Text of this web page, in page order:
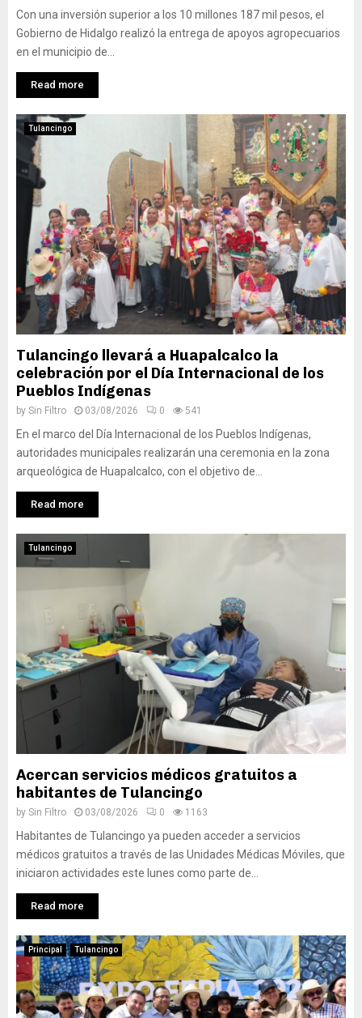
Con una inversión superior a los 10 millones 187 mil pesos, el
Gobierno de Hidalgo realizó la entrega de apoyos agropecuarios
en el municipio de...
Read more
Tulancingo
Tulancingo llevará a Huapalcalco la
celebración por el Día Internacional de los
Pueblos Indígenas
by Sin Filtro 03/08/2026 0 541
En el marco del Día Internacional de los Pueblos Indígenas,
autoridades municipales realizarán una ceremonia en la zona
arqueológica de Huapalcalco, con el objetivo de...
Read more
Tulancingo
Acercan servicios médicos gratuitos a
habitantes de Tulancingo
by Sin Filtro 03/08/2026 0 1163
Habitantes de Tulancingo ya pueden acceder a servicios
médicos gratuitos a través de las Unidades Médicas Móviles, que
iniciaron actividades este lunes como parte de...
Read more
Principal Tulancingo